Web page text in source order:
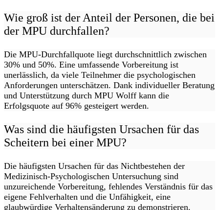
Wie groß ist der Anteil der Personen, die bei
der MPU durchfallen?
Die MPU-Durchfallquote liegt durchschnittlich zwischen
30% und 50%. Eine umfassende Vorbereitung ist
unerlässlich, da viele Teilnehmer die psychologischen
Anforderungen unterschätzen. Dank individueller Beratung
und Unterstützung durch MPU Wolff kann die
Erfolgsquote auf 96% gesteigert werden.
Was sind die häufigsten Ursachen für das
Scheitern bei einer MPU?
Die häufigsten Ursachen für das Nichtbestehen der
Medizinisch-Psychologischen Untersuchung sind
unzureichende Vorbereitung, fehlendes Verständnis für das
eigene Fehlverhalten und die Unfähigkeit, eine
glaubwürdige Verhaltensänderung zu demonstrieren.